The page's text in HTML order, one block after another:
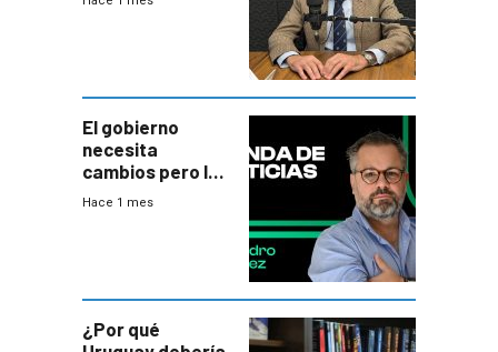
El gobierno
necesita
cambios pero los
ministros tienen
Hace 1 mes
¿Por qué